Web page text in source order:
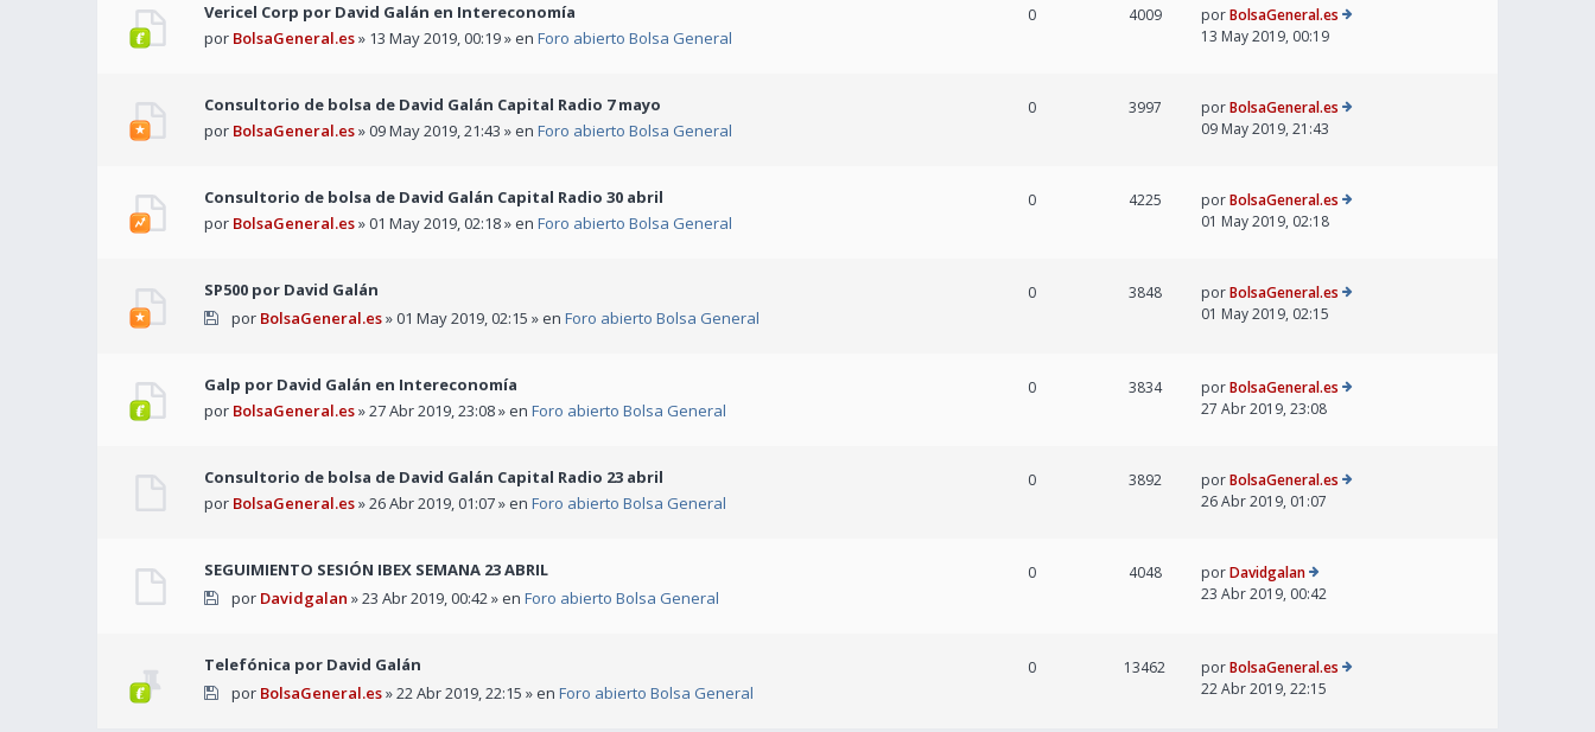
Vericel Corp por David Galán en Intereconomía
por BolsaGeneral.es» 13 May 2019, 00:19 » en Foro abierto Bolsa General
0 4009 porBolsaGeneral.es
13 May 2019, 00:19
Consultorio de bolsa de David Galán Capital Radio 7 mayo
por BolsaGeneral.es» 09 May 2019, 21:43 » en Foro abierto Bolsa General
0 3997 porBolsaGeneral.es
09 May 2019, 21:43
Consultorio de bolsa de David Galán Capital Radio 30 abril
por BolsaGeneral.es» 01 May 2019, 02:18 » en Foro abierto Bolsa General
0 4225 porBolsaGeneral.es
01 May 2019, 02:18
SP500 por David Galán
por BolsaGeneral.es» 01 May 2019, 02:15 » en Foro abierto Bolsa General
0 3848 porBolsaGeneral.es
01 May 2019, 02:15
Galp por David Galán en Intereconomía
por BolsaGeneral.es» 27 Abr 2019, 23:08 » en Foro abierto Bolsa General
0 3834 porBolsaGeneral.es
27 Abr 2019, 23:08
Consultorio de bolsa de David Galán Capital Radio 23 abril
por BolsaGeneral.es» 26 Abr 2019, 01:07 » en Foro abierto Bolsa General
0 3892 porBolsaGeneral.es
26 Abr 2019, 01:07
SEGUIMIENTO SESIÓN IBEX SEMANA 23 ABRIL
por Davidgalan » 23 Abr 2019, 00:42 » en Foro abierto Bolsa General
0 4048 porDavidgalan
23 Abr 2019, 00:42
Telefónica por David Galán
por BolsaGeneral.es» 22 Abr 2019, 22:15 » en Foro abierto Bolsa General
0 13462 porBolsaGeneral.es
22 Abr 2019, 22:15